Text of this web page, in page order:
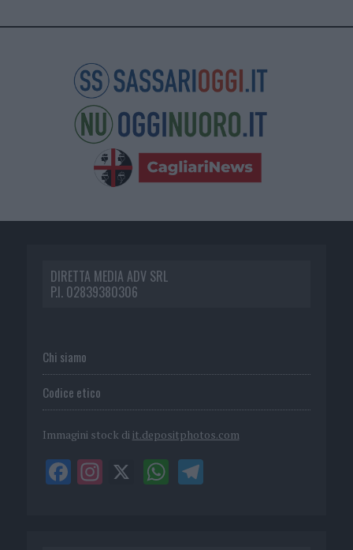
DIRETTA MEDIA ADV SRL
P.I. 02839380306
Chi siamo
Codice etico
Immagini stock di it.depositphotos.com